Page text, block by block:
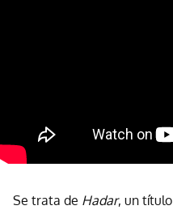
Se trata de Hadar, un título